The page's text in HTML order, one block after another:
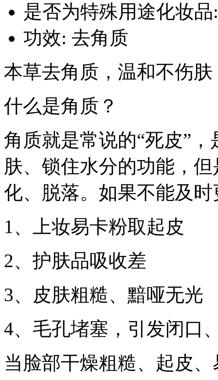
是否为特殊用途化妆品
功效: 去角质
本草去角质，温和不伤肤
什么是角质？
角质就是常说的“死皮”
肤、锁住水分的功能，
化、脱落。如果不能及
1、上妆易卡粉取起皮
2、护肤品吸收差
3、皮肤粗糙、黯哑无光
4、毛孔堵塞，引发闭口
当脸部干燥粗糙、起皮